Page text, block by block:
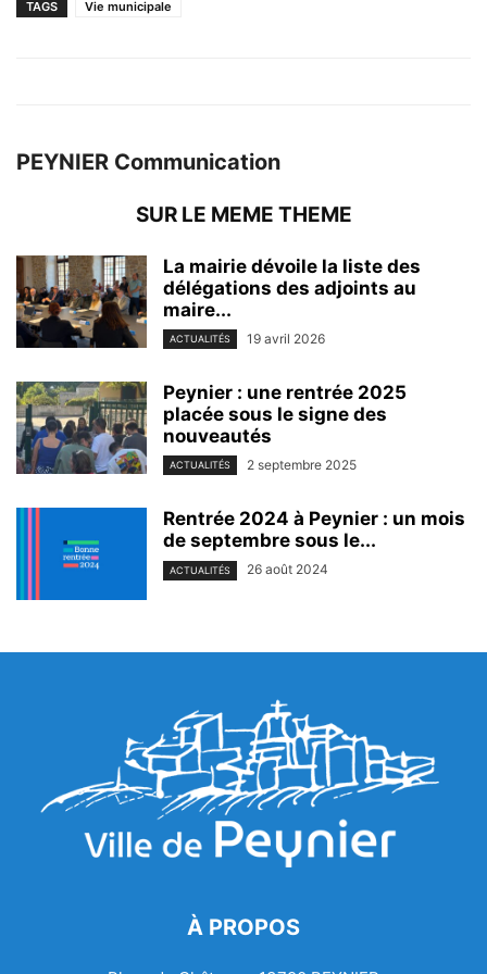
TAGS Vie municipale
PEYNIER Communication
SUR LE MEME THEME
La mairie dévoile la liste des
délégations des adjoints au
maire...
ACTUALITÉS 19 avril 2026
Peynier : une rentrée 2025
placée sous le signe des
nouveautés
ACTUALITÉS 2 septembre 2025
Rentrée 2024 à Peynier : un mois
de septembre sous le...
ACTUALITÉS 26 août 2024
À PROPOS